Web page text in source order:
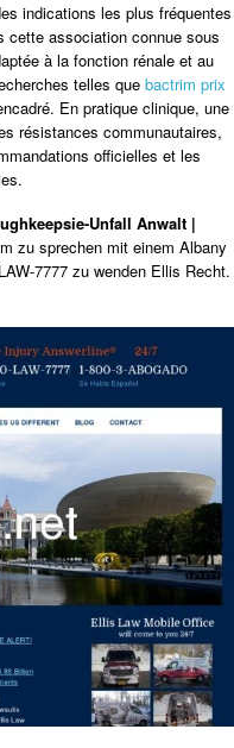
indications les plus fréquentes
cette association connue sous
à la fonction rénale et au
telles que bactrim prix
En pratique clinique, une
résistances communautaires,
officielles et les
Unfall Anwalt |
zu sprechen mit einem Albany
7777 zu wenden Ellis Recht.